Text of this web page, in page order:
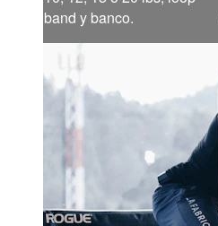
band y banco.